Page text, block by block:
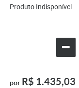
Produto Indisponível
por R$ 1.435,03